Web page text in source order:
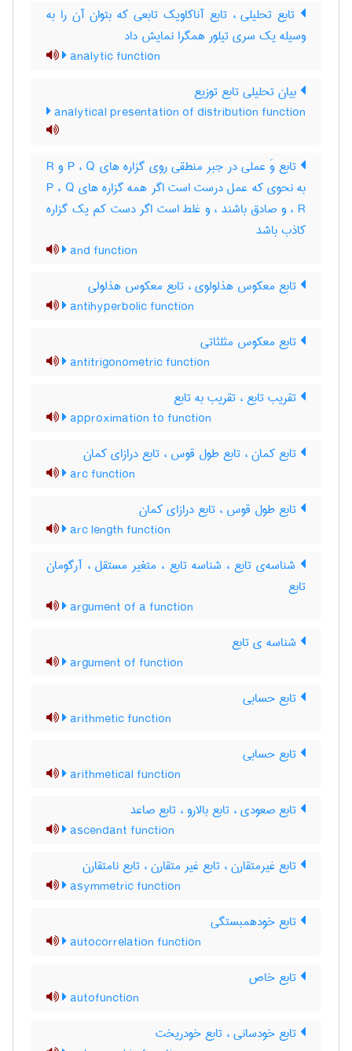
تابع تحلیلی ، تابع آناکاویک تابعی که بتوان آن را به
وسیله یک سری تیلور همگرا نمایش داد
analytic function
بیان تحلیلی تابع توزیع
analytical presentation of distribution function
تابع وَ عملی در جبر منطقی روی گزاره های P ، Q و R
به نحوی که عمل درست است اگر همه گزاره های P ، Q
، R و صادق باشند ، و غلط است اگر دست کم یک گزاره
کاذب باشد
and function
تابع معکوس هذلولوی ، تابع معکوس هذلولی
antihyperbolic function
تابع معکوس مثلثاتی
antitrigonometric function
تقریب تابع ، تقریب به تابع
approximation to function
تابع کمان ، تابع طول قوس ، تابع درازای کمان
arc function
تابع طول قوس ، تابع درازای کمان
arc length function
شناسه‌ی تابع ، شناسه تابع ، متغیر مستقل ، آرگومان
تابع
argument of a function
شناسه ی تابع
argument of function
تابع حسابی
arithmetic function
تابع حسابی
arithmetical function
تابع صعودی ، تابع بالارو ، تابع صاعد
ascendant function
تابع غیرمتقارن ، تابع غیر متقارن ، تابع نامتقارن
asymmetric function
تابع خودهمبستگی
autocorrelation function
تابع خاص
autofunction
تابع خودسانی ، تابع خودریخت